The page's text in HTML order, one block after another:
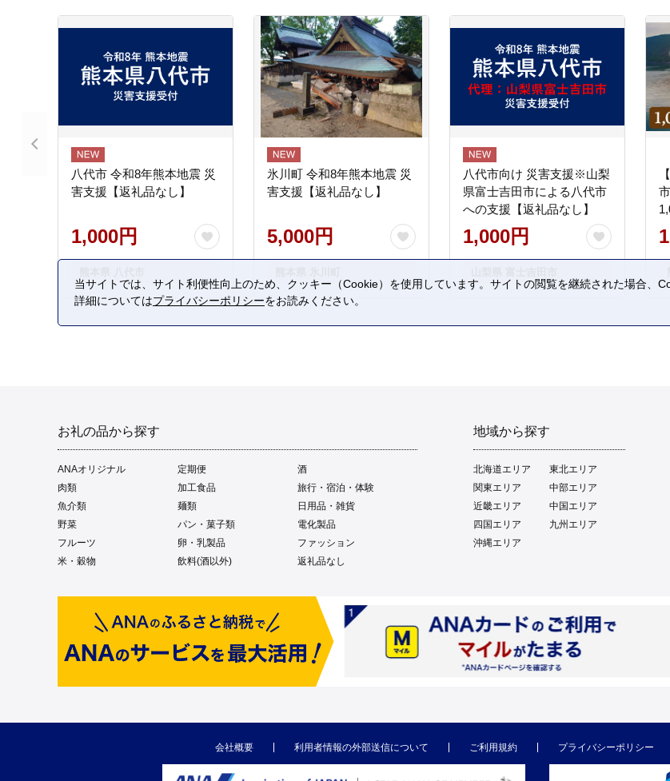
八代市 令和8年熊本地震 災
害支援【返礼品なし】
1,000円
氷川町 令和8年熊本地震 災
害支援【返礼品なし】
5,000円
八代市向け 災害支援※山梨
県富士吉田市による八代市
への支援【返礼品なし】
1,000円
お礼の品から探す
ANAオリジナル 定期便
酒
肉類
加工食品
旅行・宿泊・体験
魚介類
麺類
日用品・雑貨
野菜
パン・菓子類
電化製品
フルーツ
卵・乳製品
ファッション
米・穀物
飲料(酒以外) 返礼品なし
地域から探す
北海道エリア
東北エリア
関東エリア
中部エリア
近畿エリア
中国エリア
四国エリア
九州エリア
沖縄エリア
会社概要 利用者情報の外部送信について ご利用規約 プライバシーポリシー
当サイトでは、サイト利便性向上のため、クッキー（Cookie）を使用しています。サイトの閲覧を継続された場合、
詳細についてはプライバシーポリシーをお読みください。